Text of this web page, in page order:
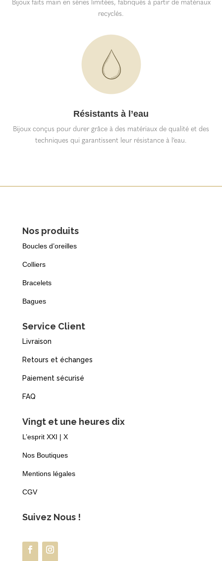
Bijoux faits main en séries limitées, fabriqués à partir de matériaux
recyclés.
Résistants à l’eau
Bijoux conçus pour durer grâce à des matériaux de qualité et des
techniques qui garantissent leur résistance à l’eau.
Nos produits
Boucles d’oreilles
Colliers
Bracelets
Bagues
Service Client
Livraison
Retours et échanges
Paiement sécurisé
FAQ
Vingt et une heures dix
L’esprit XXI | X
Nos Boutiques
Mentions légales
CGV
Suivez Nous !